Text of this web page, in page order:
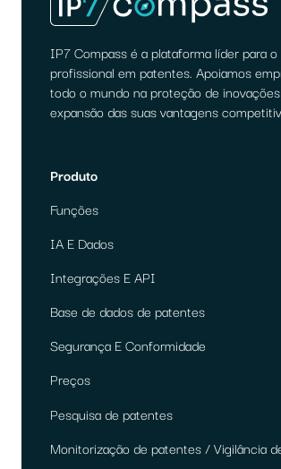
IP7 Compass é a plataforma líder para
profissional em patentes. Apoiamos
todo o mundo na proteção de
expansão das suas vantagens
Produto
Funções
IA E Dados
Integrações E API
Base de dados de patentes
Segurança E Conformidade
Preços
Pesquisa de patentes
Monitorização de patentes / Vigilância